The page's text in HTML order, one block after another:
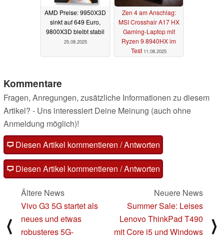
AMD Preise: 9950X3D
sinkt auf 649 Euro,
9800X3D bleibt stabil
25.08.2025
Zen 4 am Anschlag:
MSI Crosshair A17 HX
Gaming-Laptop mit
Ryzen 9 8940HX im
Test 11.08.2025
Kommentare
Fragen, Anregungen, zusätzliche Informationen zu diesem
Artikel? - Uns interessiert Deine Meinung (auch ohne
Anmeldung möglich)!
Diesen Artikel kommentieren / Antworten
Diesen Artikel kommentieren / Antworten
⟨
Ältere News
Vivo G3 5G startet als
neues und etwas
robusteres 5G-
Neuere News
Summer Sale: Leises
Lenovo ThinkPad T490
mit Core i5 und Windows
⟩